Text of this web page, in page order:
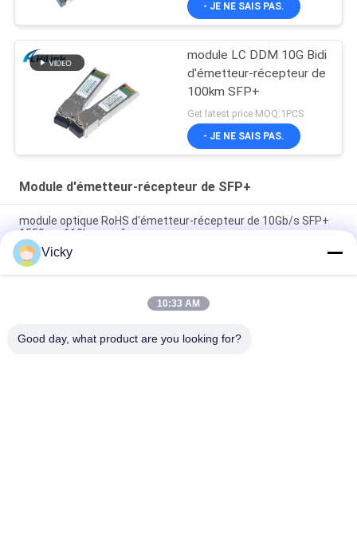
- JE NE SAIS PAS.
module LC DDM 10G Bidi
d'émetteur-récepteur de
100km SFP+
Get latest price MOQ:1PCS
- JE NE SAIS PAS.
Module d'émetteur-récepteur de SFP+
module optique RoHS d'émetteur-récepteur de 10Gb/s SFP+
1550nm 110km conforme
Émetteur-récepteur BIDI 25 Gbps 40KM 1270/1310nm 40KM
APD LC DOM, émetteurs-récepteurs à fibre optique Ethernet
Vicky
10:33 AM
Good day, what product are you looking for?